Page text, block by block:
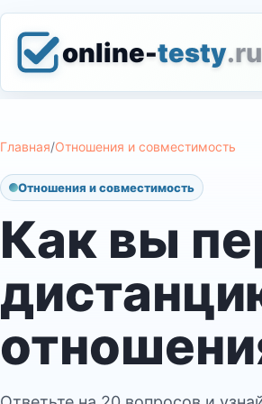
online-testy.ru
Главная/Отношения и совместимость
Отношения и совместимость
Как вы